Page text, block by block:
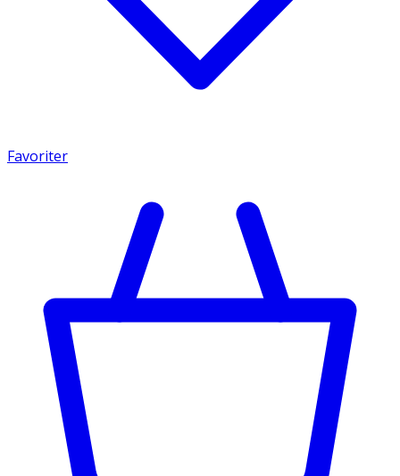
Favoriter